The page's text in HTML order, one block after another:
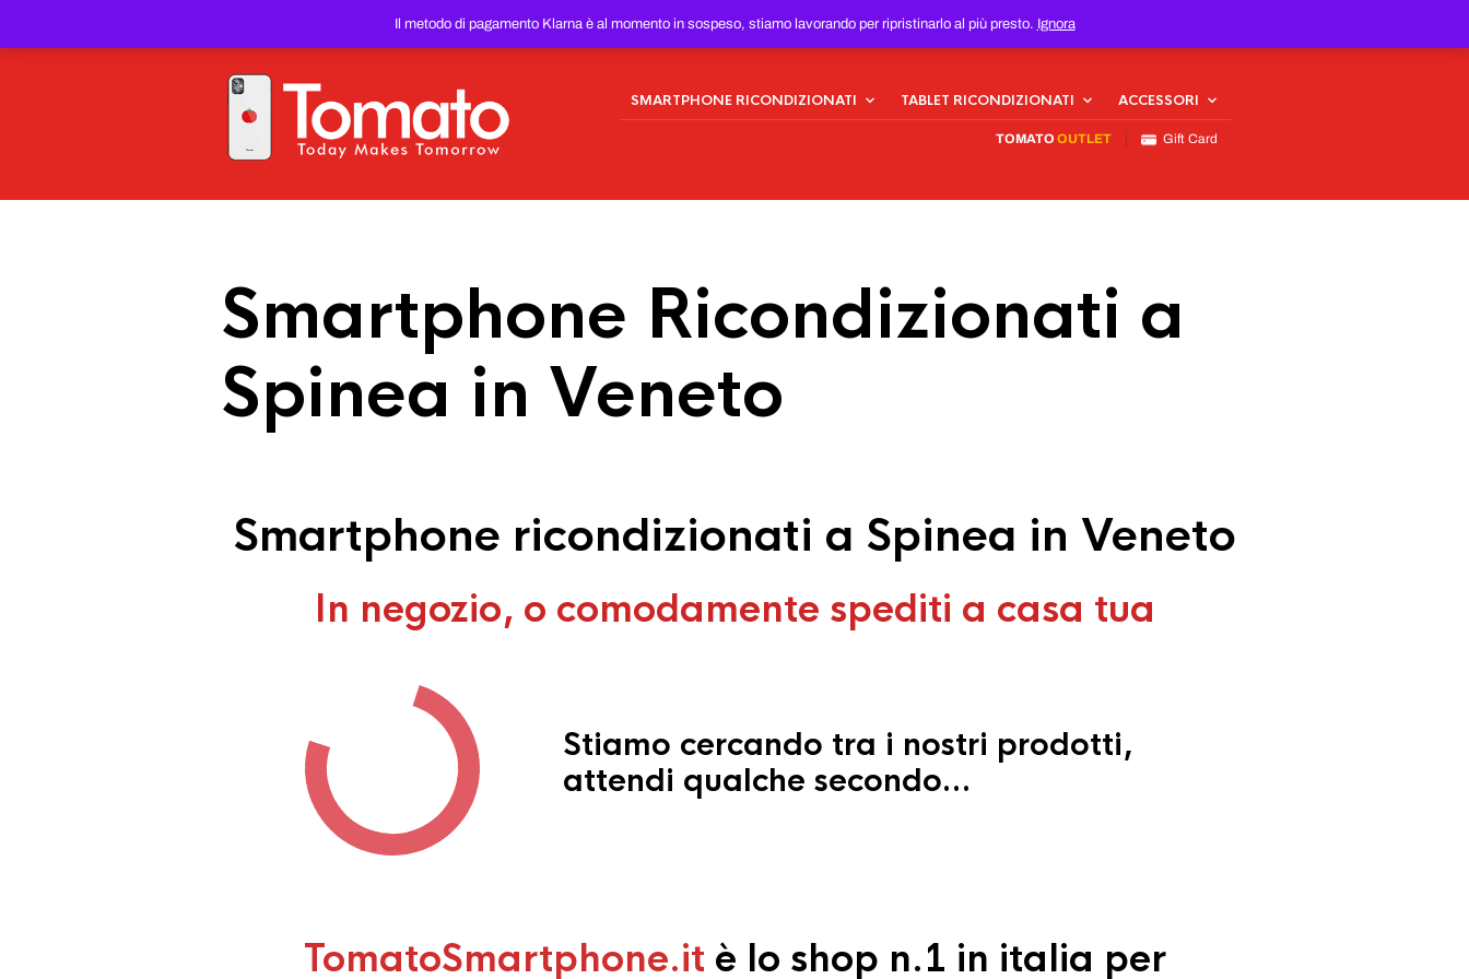
Il metodo di pagamento Klarna è al momento in sospeso, stiamo lavorando per ripristinarlo al più presto. Ignora
PREZZO DEL WEB!
SMARTPHONE RICONDIZIONATI TABLET RICONDIZIONATI ACCESSORI
TOMATO OUTLET Gift Card
Smartphone Ricondizionati a
Spinea in Veneto
Smartphone ricondizionati a Spinea in Veneto
In negozio, o comodamente spediti a casa tua
Stiamo cercando tra i nostri prodotti,
attendi qualche secondo…
TomatoSmartphone.it è lo shop n.1 in italia per